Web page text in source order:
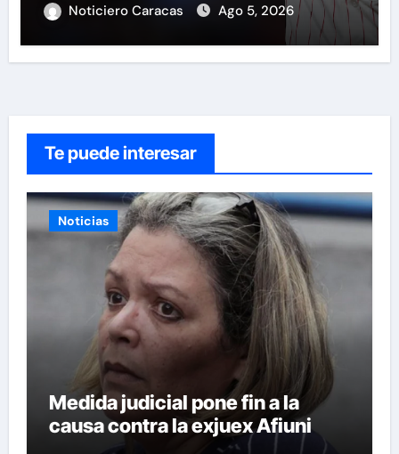
Noticiero Caracas Ago 5, 2026
Te puede interesar
Noticias
Medida judicial pone fin a la
causa contra la exjuex Afiuni